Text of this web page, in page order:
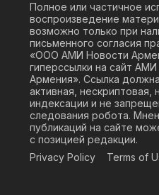
Полное или частичное
воспроизведение
возможно только при
письменного согласия
«ООО АМИ Новости
гиперссылки на сайт
Армения». Ссылка
активная, нескриптовая,
индексации и не
следования робота.
публикаций на сайте
с позицией редакции.
Privacy Policy
Terms of